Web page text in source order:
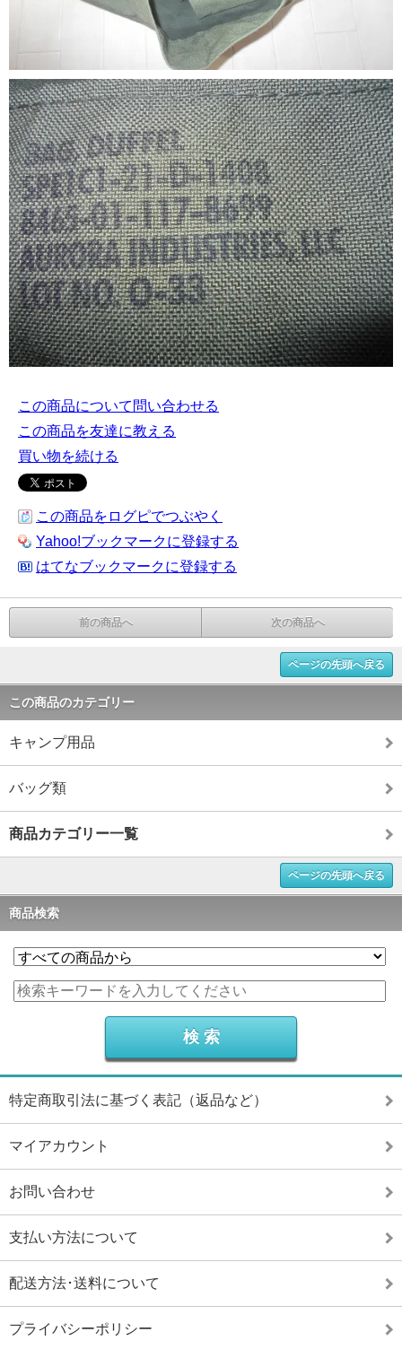
この商品について問い合わせる
この商品を友達に教える
買い物を続ける
この商品をログピでつぶやく
Yahoo!ブックマークに登録する
はてなブックマークに登録する
前の商品へ 次の商品へ
ページの先頭へ戻る
この商品のカテゴリー
キャンプ用品
バッグ類
商品カテゴリー一覧
ページの先頭へ戻る
商品検索
特定商取引法に基づく表記（返品など）
マイアカウント
お問い合わせ
支払い方法について
配送方法･送料について
プライバシーポリシー